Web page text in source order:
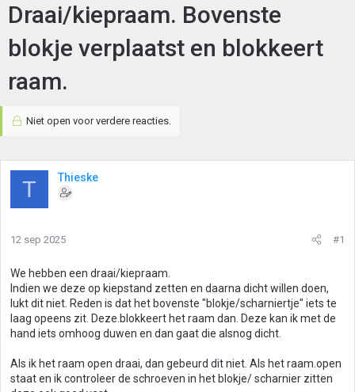
Draai/kiepraam. Bovenste
blokje verplaatst en blokkeert
raam.
Niet open voor verdere reacties.
T Thieske
12 sep 2025 #1
We hebben een draai/kiepraam.
Indien we deze op kiepstand zetten en daarna dicht willen doen,
lukt dit niet. Reden is dat het bovenste "blokje/scharniertje" iets te
laag opeens zit. Deze.blokkeert het raam dan. Deze kan ik met de
hand iets omhoog duwen en dan gaat die alsnog dicht.
Als ik het raam open draai, dan gebeurd dit niet. Als het raam.open
staat en ik controleer de schroeven in het blokje/ scharnier zitten